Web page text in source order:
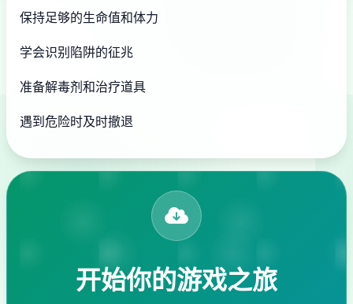
保持足够的生命值和体力
学会识别陷阱的征兆
准备解毒剂和治疗道具
遇到危险时及时撤退
开始你的游戏之旅